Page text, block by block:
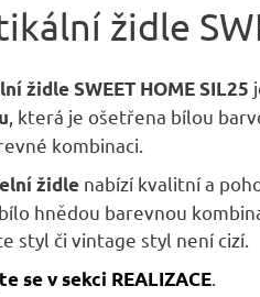
židle
židle SWEET HOME SIL25
, která je ošetřena bílou
kombinaci.
židle nabízí kvalitní a
hnědou barevnou
styl či vintage styl není cizí.
se v sekci REALIZACE